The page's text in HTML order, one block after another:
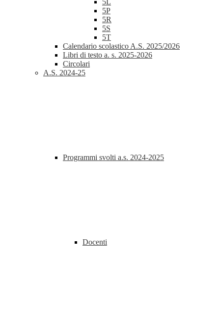
5L
5P
5R
5S
5T
Calendario scolastico A.S. 2025/2026
Libri di testo a. s. 2025-2026
Circolari
A.S. 2024-25
Programmi svolti a.s. 2024-2025
Docenti